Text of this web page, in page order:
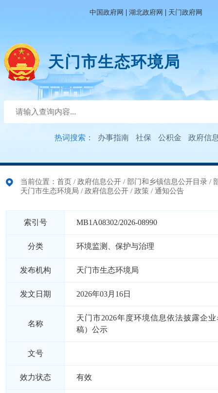
中国政府网 | 湖北政府网 | 天门政府网
天门市生态环境局
热词搜索： 办事指南 社保 公积金 政府信
当前位置： 首页 / 政府信息公开 / 部门和乡镇信息公开目录 /
天门市生态环境局 / 政府信息公开 / 政策 / 通知公告
索引号 MB1A08302/2026-08990
分类 环境监测、保护与治理
发布机构 天门市生态环境局
发文日期 2026年03月16日
名称
天门市2026年度环境信息依法披露企
稿）公示
文号
效力状态 有效